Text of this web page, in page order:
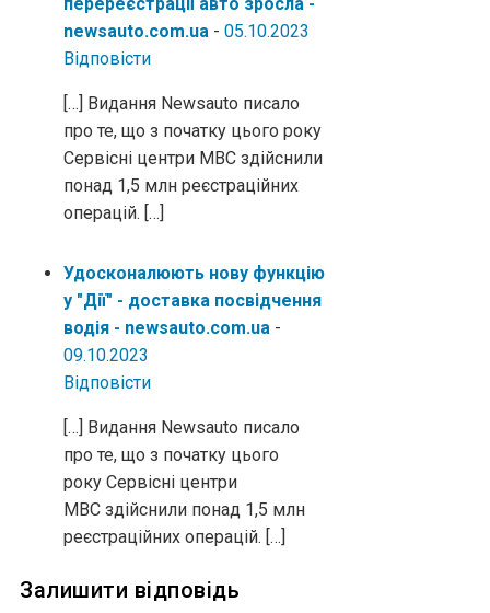
newsauto.com.ua - 05.10.2023
Відповіcти
[…] Видання Newsauto писало
про те, що з початку цього року
Сервісні центри МВС здійснили
понад 1,5 млн реєстраційних
операцій. […]
Удосконалюють нову функцію
у "Дії" - доставка посвідчення
водія - newsauto.com.ua -
09.10.2023
Відповіcти
[…] Видання Newsauto писало
про те, що з початку цього
року Сервісні центри
МВС здійснили понад 1,5 млн
реєстраційних операцій. […]
Залишити відповідь